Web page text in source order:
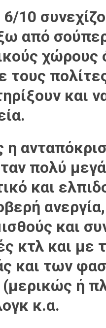
10
από
χώρους
και
η
πολύ
και
και
κτλ και με
και των
(μερικώς ή
κ.α.